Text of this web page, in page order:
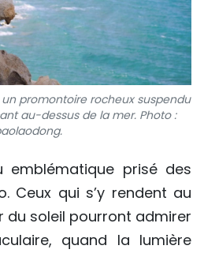
promontoire rocheux suspendu
au-dessus de la mer. Photo :
emblématique prisé des
Ceux qui s’y rendent au
du soleil pourront admirer
quand la lumière